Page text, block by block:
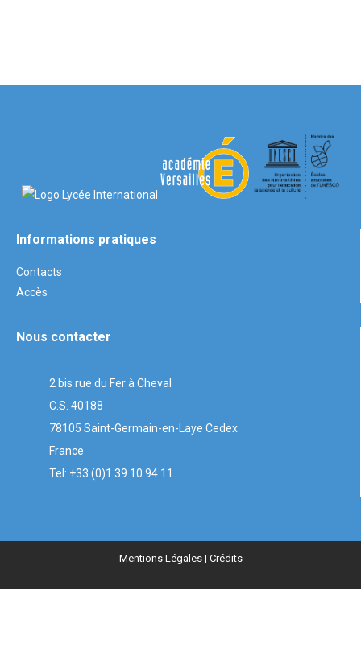
Informations pratiques
Contacts
Accès
Nous contacter
2 bis rue du Fer à Cheval
C.S. 40188
78105 Saint-Germain-en-Laye Cedex
France
Tel: +33 (0)1 39 10 94 11
Mentions Légales| Crédits